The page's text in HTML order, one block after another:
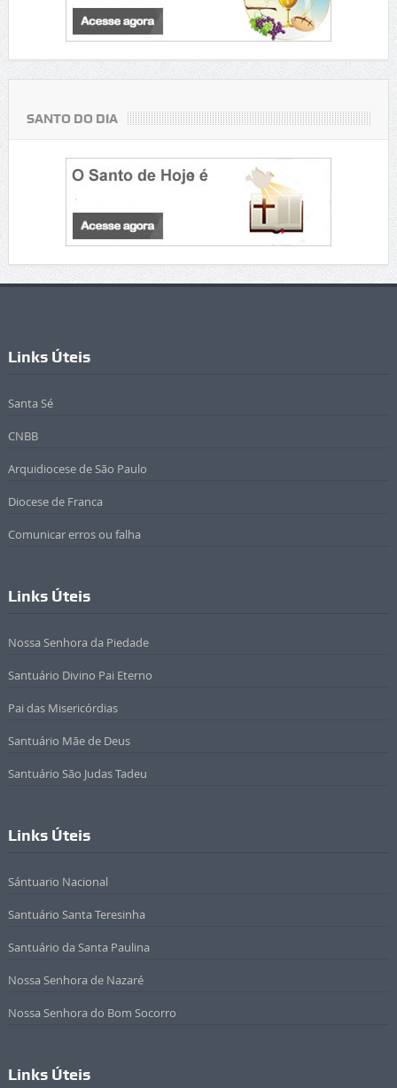
SANTO DO DIA
Links Úteis
Santa Sé
CNBB
Arquidiocese de São Paulo
Diocese de Franca
Comunicar erros ou falha
Links Úteis
Nossa Senhora da Piedade
Santuário Divino Pai Eterno
Pai das Misericórdias
Santuário Mãe de Deus
Santuário São Judas Tadeu
Links Úteis
Sántuario Nacional
Santuário Santa Teresinha
Santuário da Santa Paulina
Nossa Senhora de Nazaré
Nossa Senhora do Bom Socorro
Links Úteis